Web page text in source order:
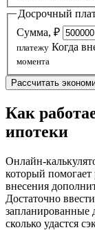
Досрочный
Сумма, ₽
платежу Когда
момента
Рассчитать
Как
ипотеки
Онлайн-
который
внесения
Достаточно
запланированные
сколько удастся